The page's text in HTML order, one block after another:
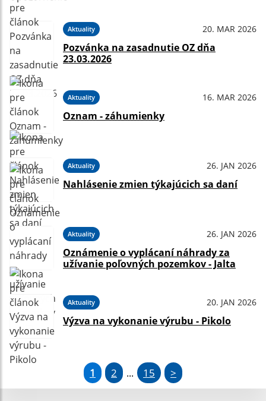
Aktuality 20. MAR 2026
Pozvánka na zasadnutie OZ dňa
23.03.2026
Aktuality 16. MAR 2026
Oznam - záhumienky
Aktuality 26. JAN 2026
Nahlásenie zmien týkajúcich sa daní
Aktuality 26. JAN 2026
Oznámenie o vyplácaní náhrady za
užívanie poľovných pozemkov - Jalta
Aktuality 20. JAN 2026
Výzva na vykonanie výrubu - Pikolo
1 2 ... 15 >